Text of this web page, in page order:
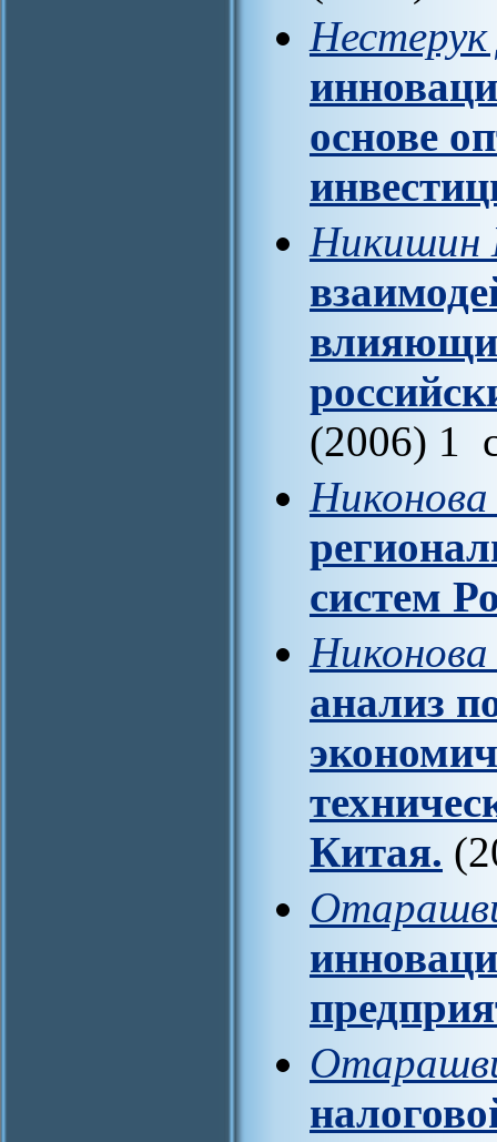
основе
Никишин
(2006) 1
систем
анализ
Китая.